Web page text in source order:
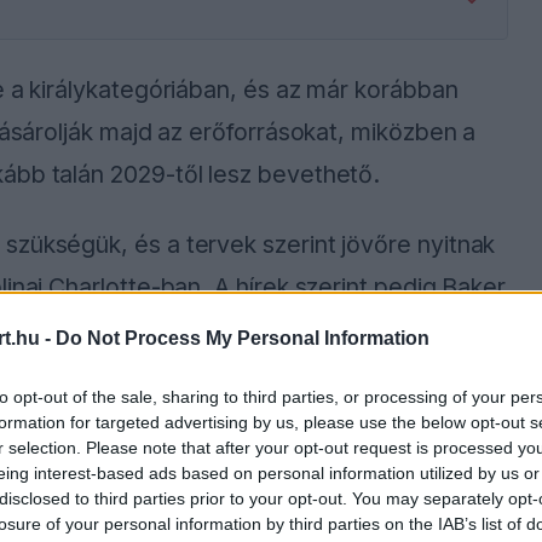
- Do Not Process My Personal Information
opt-out of the sale, sharing to third parties, or processing of your
for targeted advertising by us, please use the below opt-out
selection. Please note that after your opt-out request is processed
interest-based ads based on personal information utilized by us
to third parties prior to your opt-out. You may separately
of your personal information by third parties on the IAB’s list of
királykategóriában, és az már korábban
majd az erőforrásokat, miközben a
talán 2029-től lesz bevethető.
és a tervek szerint jövőre nyitnak
Charlotte-ban. A hírek szerint pedig Baker
tulajdonképpen ő felelne a Cadillac F1-es
továbbra is kérdéses, hogy az a jövőre
esetleg megvárják vele, amíg a sorozat átáll